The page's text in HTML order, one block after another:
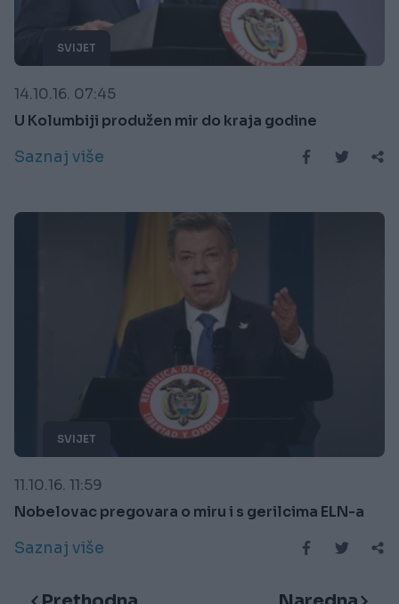
SVIJET
14.10.16. 07:45
U Kolumbiji produžen mir do kraja godine
Saznaj više
SVIJET
11.10.16. 11:59
Nobelovac pregovara o miru i s gerilcima ELN-a
Saznaj više